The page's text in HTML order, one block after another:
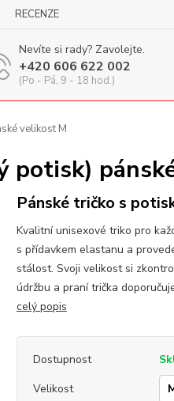
RECENZE
Nevíte si rady? Zavolejte.
+420 606 622 002
(Po - Pá, 9 - 18 hod.)
velikost M
potisk)
Pánské tričko s
Kvalitní unisexové triko pro
s přídavkem elastanu a
stálost. Svoji velikost si
údržbu a praní trička
celý popis
Dostupnost
Velikost